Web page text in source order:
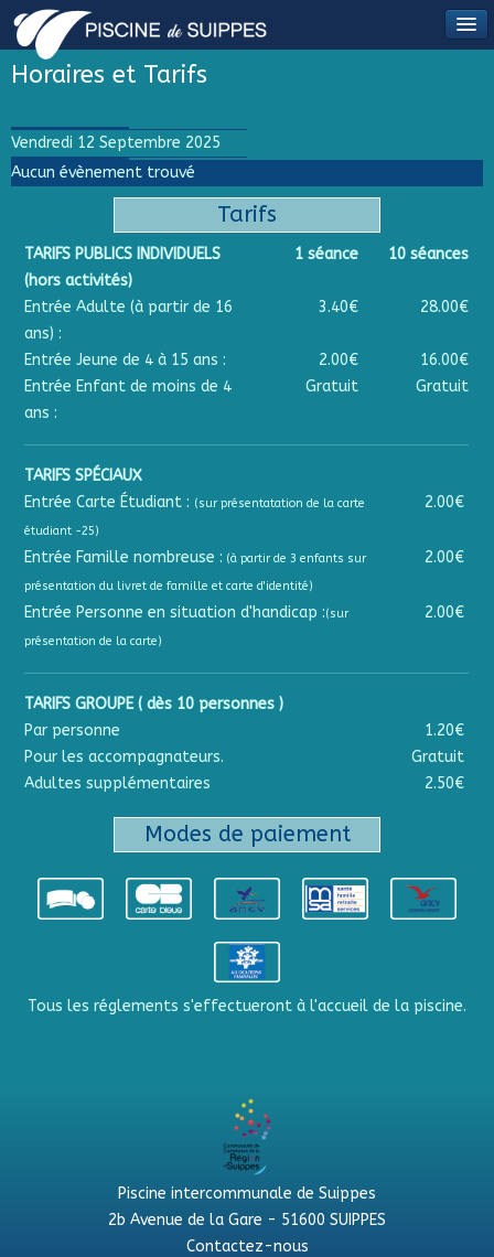
Horaires et Tarifs
Vendredi 12 Septembre 2025
Aucun évènement trouvé
Tarifs
TARIFS PUBLICS INDIVIDUELS
(hors activités)
1 séance 10 séances
Entrée Adulte (à partir de 16
ans) :
3.40€ 28.00€
Entrée Jeune de 4 à 15 ans : 2.00€
16.00€
Entrée Enfant de moins de 4
ans :
Gratuit Gratuit
TARIFS SPÉCIAUX
Entrée Carte Étudiant : (sur présentatation de la carte
étudiant -25)
2.00€
Entrée Famille nombreuse : (à partir de 3 enfants sur
présentation du livret de famille et carte d'identité)
2.00€
Entrée Personne en situation d'handicap :(sur
présentation de la carte)
2.00€
TARIFS GROUPE ( dès 10 personnes )
Par personne
1.20€
Pour les accompagnateurs.
Gratuit
Adultes supplémentaires
2.50€
Modes de paiement
Tous les réglements s'effectueront à l'accueil de la piscine.
Piscine intercommunale de Suippes
2b Avenue de la Gare - 51600 SUIPPES
Contactez-nous